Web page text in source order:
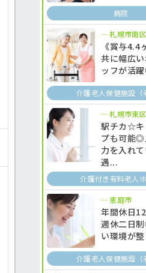
病院
札幌市南区
《賞与4.4
共に幅広
ッフが活
介護老人保健施設（
札幌市東区
駅チカ☆キ
プも可能◎
力を入れ
遇...
介護付き有料老人
恵庭市
年間休日
週休二日
い環境が
介護老人保健施設（